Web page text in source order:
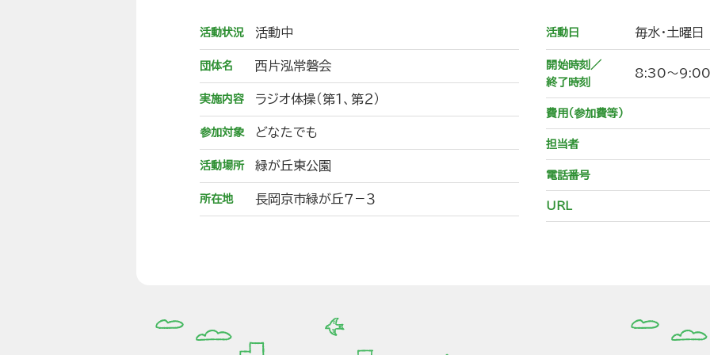
活動状況 活動中
団体名 西片泓常磐会
実施内容 ラジオ体操（第１、第２）
参加対象 どなたでも
活動場所 緑が丘東公園
所在地 長岡京市緑が丘７－３
活動日 毎水・土曜日
開始時刻／
終了時刻
8:30～9:00
費用（参加費等）
担当者
電話番号
URL